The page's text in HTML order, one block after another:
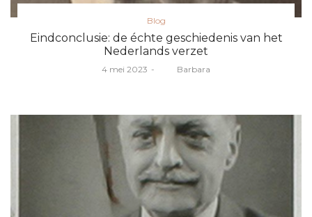
Posted
in
Blog
Eindconclusie: de échte geschiedenis van het
Nederlands verzet
Posted
4 mei 2023 Barbara